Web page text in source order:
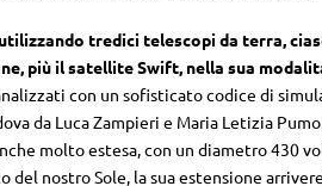
tredici telescopi da terra,
più il satellite Swift, nella sua
con un sofisticato codice di
da Luca Zampieri e Maria Letizia
molto estesa, con un diametro 430
del nostro Sole, la sua estensione